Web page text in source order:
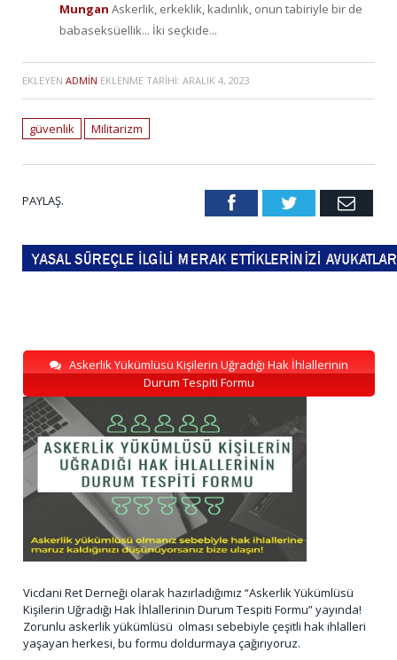
Mungan Askerlik, erkeklik, kadınlık, onun tabiriyle bir de
babaseksüellik... İki seçkide...
EKLEYEN ADMIN EKLENME TARIHI: ARALIK 4, 2023
güvenlik Militarizm
PAYLAŞ. FacebookTwitter Email
Askerlik Yükümlüsü Kişilerin Uğradığı Hak İhlallerinin
Durum Tespiti Formu
Vicdani Ret Derneği olarak hazırladığımız “Askerlik Yükümlüsü
Kişilerin Uğradığı Hak İhlallerinin Durum Tespiti Formu” yayında!
Zorunlu askerlik yükümlüsü olması sebebiyle çeşitli hak ihlalleri
yaşayan herkesi, bu formu doldurmaya çağırıyoruz.